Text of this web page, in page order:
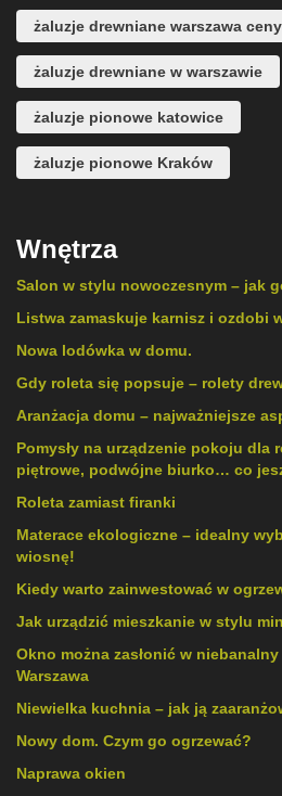
żaluzje drewniane warszawa ceny
żaluzje drewniane w warszawie
żaluzje pionowe katowice
żaluzje pionowe Kraków
Wnętrza
Salon w stylu nowoczesnym – jak
Listwa zamaskuje karnisz i ozdobi
Nowa lodówka w domu.
Gdy roleta się popsuje – rolety
Aranżacja domu – najważniejsze
Pomysły na urządzenie pokoju dla
piętrowe, podwójne biurko… co
Roleta zamiast firanki
Materace ekologiczne – idealny
wiosnę!
Kiedy warto zainwestować w
Jak urządzić mieszkanie w stylu
Okno można zasłonić w
Warszawa
Niewielka kuchnia – jak ją
Nowy dom. Czym go ogrzewać?
Naprawa okien